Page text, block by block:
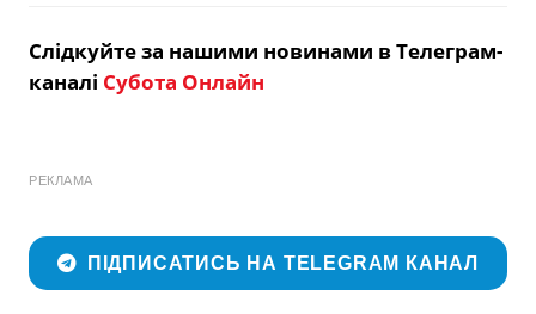
Слідкуйте за нашими новинами в Телеграм-
каналі Субота Онлайн
РЕКЛАМА
ПІДПИСАТИСЬ НА TELEGRAM КАНАЛ